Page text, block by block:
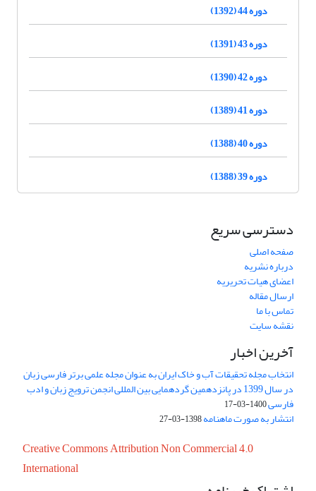
دوره 44 (1392)
دوره 43 (1391)
دوره 42 (1390)
دوره 41 (1389)
دوره 40 (1388)
دوره 39 (1388)
دسترسی سریع
صفحه اصلی
درباره نشریه
اعضای هیات تحریریه
ارسال مقاله
تماس با ما
نقشه سایت
آخرین اخبار
انتخاب مجله تحقیقات آب و خاک ایران به عنوان مجله علمی برتر فارسی زبان
در سال 1399 در پانزدهمین گردهمایی بین المللی انجمن ترویج زبان و ادب
فارسی1400-03-17
انتشار به صورت ماهنامه1398-03-27
Creative Commons Attribution Non Commercial 4.0
International